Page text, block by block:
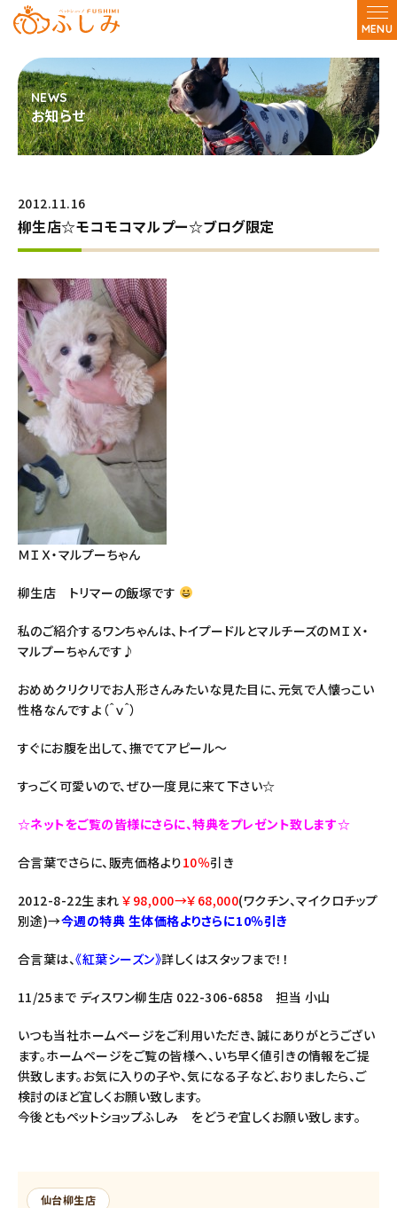
MENU
お知らせ
2012.11.16
柳生店☆モコモコマルプー☆ブログ限定
ＭＩＸ・マルプーちゃん
柳生店 トリマーの飯塚です
私のご紹介するワンちゃんは、トイプードルとマルチーズのＭＩＸ・
マルプーちゃんです♪
おめめクリクリでお人形さんみたいな見た目に、元気で人懐っこい
性格なんですよ（＾ｖ＾）
すぐにお腹を出して、撫でてアピール～
すっごく可愛いので、ぜひ一度見に来て下さい☆
☆ネットをご覧の皆様にさらに、特典をプレゼント致します☆
合言葉でさらに、販売価格より10％引き
2012-8-22生まれ￥98,000→￥68,000(ワクチン、マイクロチップ
別途)→今週の特典 生体価格よりさらに10％引き
合言葉は、《紅葉シーズン》詳しくはスタッフまで！！
11/25まで ディスワン柳生店 022-306-6858 担当 小山
いつも当社ホームページをご利用いただき、誠にありがとうござい
ます。ホームページをご覧の皆様へ、いち早く値引きの情報をご提
供致します。お気に入りの子や、気になる子など、おりましたら、ご
検討のほど宜しくお願い致します。
今後ともペットショップふしみ をどうぞ宜しくお願い致します。
仙台柳生店